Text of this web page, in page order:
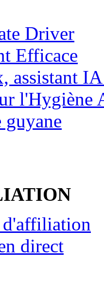
Driver
Efficace
assistant
l'Hygiène
d'affiliation
direct